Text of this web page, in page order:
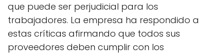
que puede ser perjudicial para los
trabajadores. La empresa ha respondido a
estas críticas afirmando que todos sus
proveedores deben cumplir con los